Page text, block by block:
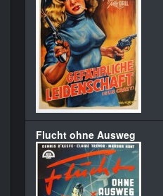
Flucht ohne Ausweg